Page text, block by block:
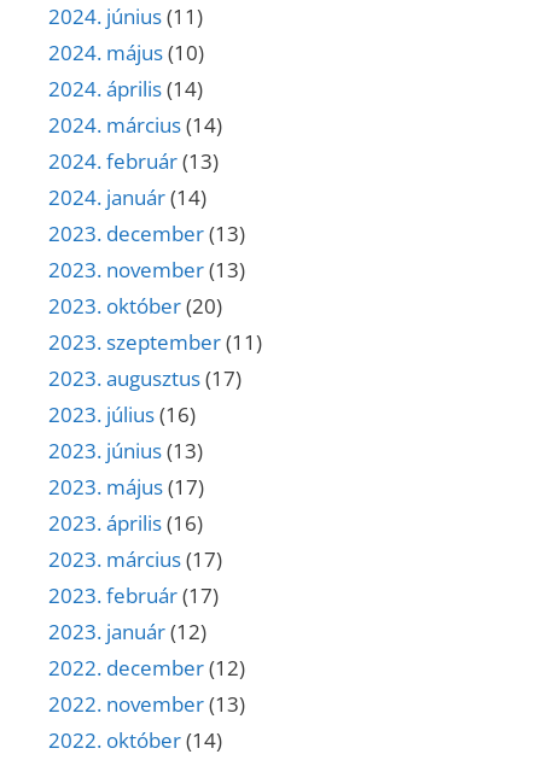
2024. június(11)
2024. május(10)
2024. április(14)
2024. március(14)
2024. február(13)
2024. január(14)
2023. december(13)
2023. november(13)
2023. október(20)
2023. szeptember(11)
2023. augusztus(17)
2023. július(16)
2023. június(13)
2023. május(17)
2023. április(16)
2023. március(17)
2023. február(17)
2023. január(12)
2022. december(12)
2022. november(13)
2022. október(14)